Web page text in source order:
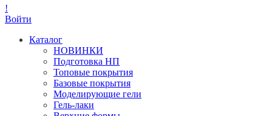
!
Войти
Каталог
НОВИНКИ
Подготовка НП
Топовые покрытия
Базовые покрытия
Моделирующие гели
Гель-лаки